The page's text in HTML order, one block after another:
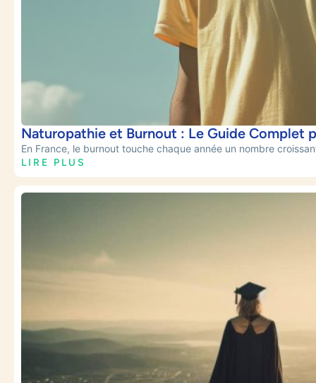
Naturopathie et Burnout : Le Guide Complet
En France, le burnout touche chaque année un nombre
LIRE PLUS